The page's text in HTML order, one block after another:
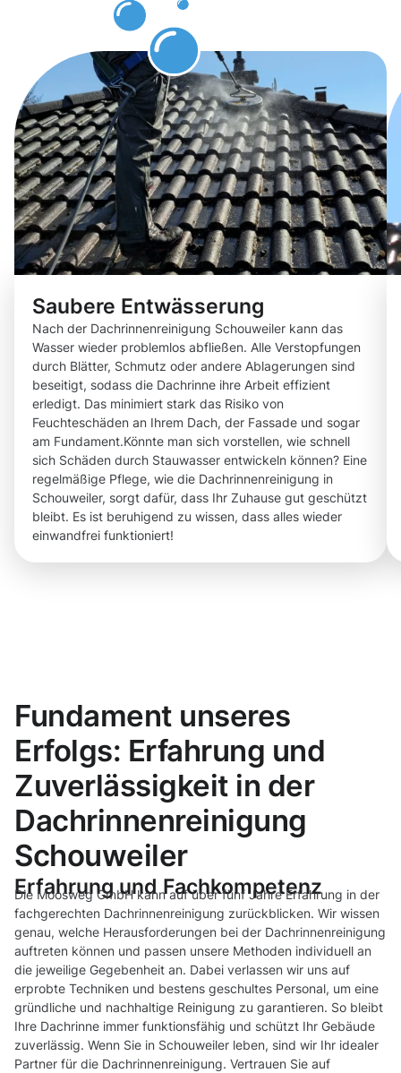
Saubere Entwässerung
Nach der Dachrinnenreinigung Schouweiler kann das
Wasser wieder problemlos abfließen. Alle Verstopfungen
durch Blätter, Schmutz oder andere Ablagerungen sind
beseitigt, sodass die Dachrinne ihre Arbeit effizient
erledigt. Das minimiert stark das Risiko von
Feuchteschäden an Ihrem Dach, der Fassade und sogar
am Fundament.Könnte man sich vorstellen, wie schnell
sich Schäden durch Stauwasser entwickeln können? Eine
regelmäßige Pflege, wie die Dachrinnenreinigung in
Schouweiler, sorgt dafür, dass Ihr Zuhause gut geschützt
bleibt. Es ist beruhigend zu wissen, dass alles wieder
einwandfrei funktioniert!
Fundament unseres
Erfolgs: Erfahrung und
Zuverlässigkeit in der
Dachrinnenreinigung
Schouweiler
Erfahrung und Fachkompetenz
Die Moosweg GmbH kann auf über fünf Jahre Erfahrung in der
fachgerechten Dachrinnenreinigung zurückblicken. Wir wissen
genau, welche Herausforderungen bei der Dachrinnenreinigung
auftreten können und passen unsere Methoden individuell an
die jeweilige Gegebenheit an. Dabei verlassen wir uns auf
erprobte Techniken und bestens geschultes Personal, um eine
gründliche und nachhaltige Reinigung zu garantieren. So bleibt
Ihre Dachrinne immer funktionsfähig und schützt Ihr Gebäude
zuverlässig. Wenn Sie in Schouweiler leben, sind wir Ihr idealer
Partner für die Dachrinnenreinigung. Vertrauen Sie auf